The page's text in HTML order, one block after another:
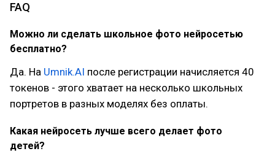
FAQ
Можно ли сделать школьное фото нейросетью
бесплатно?
Да. На Umnik.AI после регистрации начисляется 40
токенов - этого хватает на несколько школьных
портретов в разных моделях без оплаты.
Какая нейросеть лучше всего делает фото
детей?